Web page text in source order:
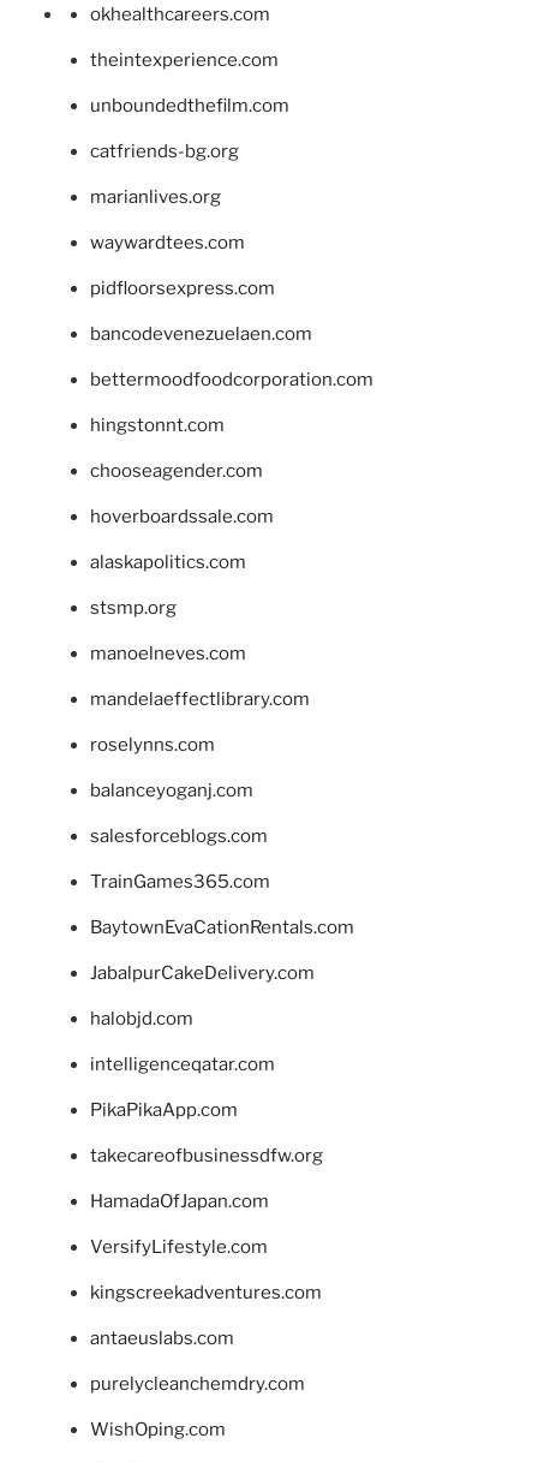
okhealthcareers.com
theintexperience.com
unboundedthefilm.com
catfriends-bg.org
marianlives.org
waywardtees.com
pidfloorsexpress.com
bancodevenezuelaen.com
bettermoodfoodcorporation.com
hingstonnt.com
chooseagender.com
hoverboardssale.com
alaskapolitics.com
stsmp.org
manoelneves.com
mandelaeffectlibrary.com
roselynns.com
balanceyoganj.com
salesforceblogs.com
TrainGames365.com
BaytownEvaCationRentals.com
JabalpurCakeDelivery.com
halobjd.com
intelligenceqatar.com
PikaPikaApp.com
takecareofbusinessdfw.org
HamadaOfJapan.com
VersifyLifestyle.com
kingscreekadventures.com
antaeuslabs.com
purelycleanchemdry.com
WishOping.com